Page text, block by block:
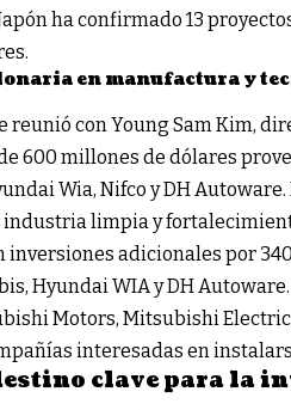
ha confirmado 13
en manufactura y
reunió con Young Sam Kim,
600 millones de dólares
Wia, Nifco y DH
industria limpia y
inversiones adicionales por
Hyundai WIA y DH
Motors, Mitsubishi
interesadas en
clave para la